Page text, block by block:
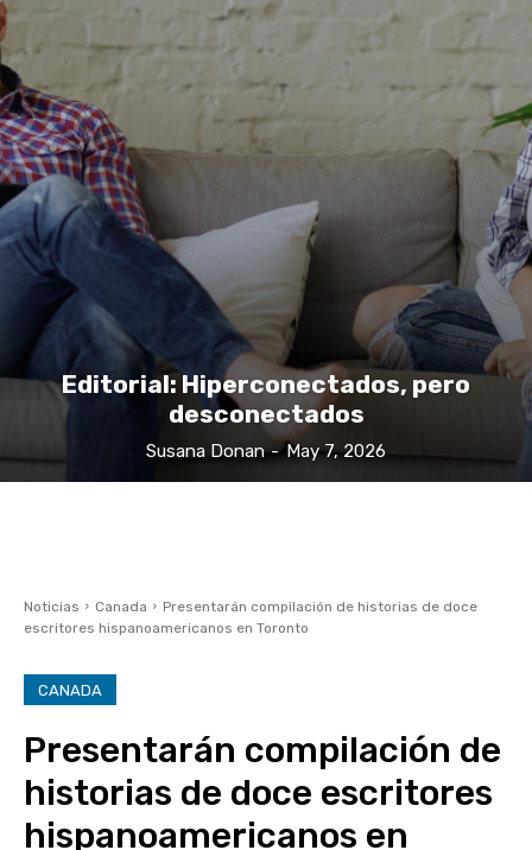
Editorial: Hiperconectados, pero
desconectados
Susana Donan - May 7, 2026